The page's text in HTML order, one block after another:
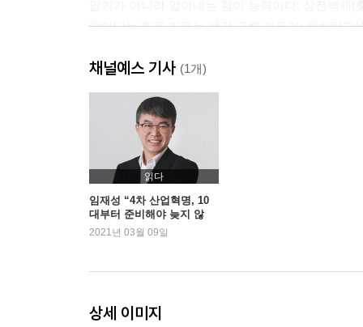
알아내는 힘을 키우는 생각 근력 키우기: 절차탁마(
의문을 품고 질문하고 대답하기: 암중모색(暗中摸
알아내는 힘은 표현할 때 완성된다: 격물치지(格物
3장. 쓰기의 힘_글쓰기에 능통해야 진짜 인재가 된
4차 산업혁명 시대 진짜 무기는 글쓰기다: 기호지
글을 쓰기 전 먼저 몸에 익혀야 할 것들: 유비무환(
삶의 발목을 잡은 상처, 치유하는 글쓰기: 명경지수
생각을 글로 풀어내는 효과적인 기술 익히기: 수적
채널예스 기사 (1개)
읽다
임재성 “4차 산업혁명, 10
대부터 준비해야 늦지 않
다”
2021년 03월 09일
상세 이미지